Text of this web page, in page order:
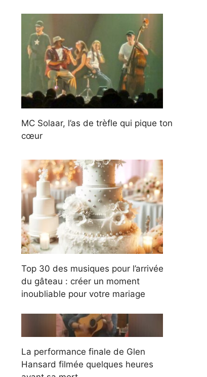
MC Solaar, l’as de trèfle qui pique ton
cœur
Top 30 des musiques pour l’arrivée
du gâteau : créer un moment
inoubliable pour votre mariage
La performance finale de Glen
Hansard filmée quelques heures